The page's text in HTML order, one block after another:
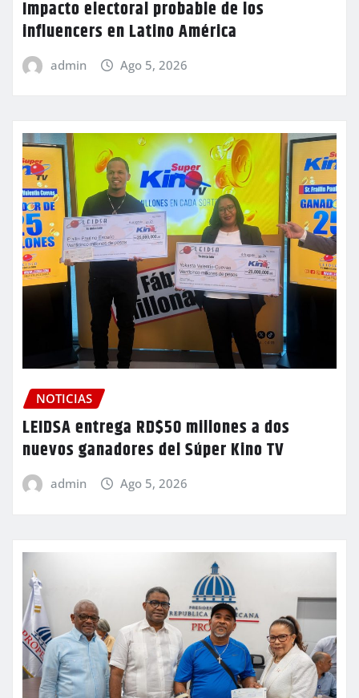
Impacto electoral probable de los
influencers en Latino América
admin Ago 5, 2026
NOTICIAS
LEIDSA entrega RD$50 millones a dos
nuevos ganadores del Súper Kino TV
admin Ago 5, 2026